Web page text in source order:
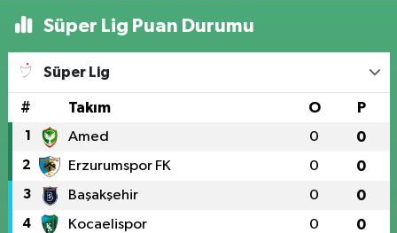
Süper Lig Puan Durumu
Süper Lig
# Takım O P
1 Amed 0 0
2 Erzurumspor FK 0 0
3 Başakşehir 0 0
4 Kocaelispor 0 0